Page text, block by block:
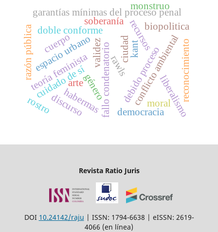
fallo condenatorio
recursos
doble conforme
debido proceso
garantías mínimas del proceso penal
conflicto ambiental
validez ciudad
espacio urbano
género
teoría feminista
soberanía
liberalismo
biopolitica
moral
arte
cuidado de sí
kant
rawls
habermas democracia
razón pública
discurso
reconocimiento
cuerpo
rostro
monstruo
Revista Ratio Juris
DOI 10.24142/raju | ISSN: 1794-6638 | eISSN: 2619-
4066 (en línea)